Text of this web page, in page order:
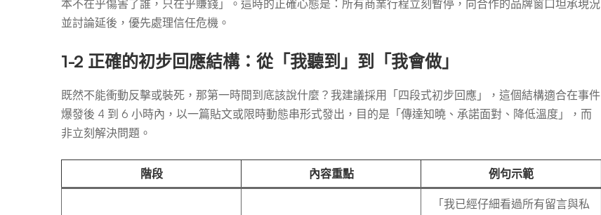
本不在乎傷害了誰，只在乎賺錢」。這時的正確心態是：所有商業行程立刻暫停，向合作的品牌窗口坦承現況
並討論延後，優先處理信任危機。
1-2 正確的初步回應結構：從「我聽到」到「我會做」
既然不能衝動反擊或裝死，那第一時間到底該說什麼？我建議採用「四段式初步回應」，這個結構適合在事件
爆發後 4 到 6 小時內，以一篇貼文或限時動態串形式發出，目的是「傳達知曉、承諾面對、降低溫度」，而
非立刻解決問題。
階段 內容重點 例句示範
「我已經仔細看過所有留言與私